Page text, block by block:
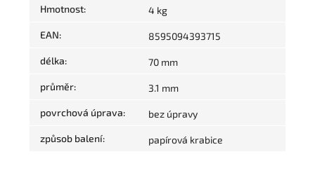
Hmotnost: 4 kg
EAN: 8595094393715
délka: 70 mm
průměr: 3.1 mm
povrchová úprava: bez úpravy
způsob balení: papírová krabice